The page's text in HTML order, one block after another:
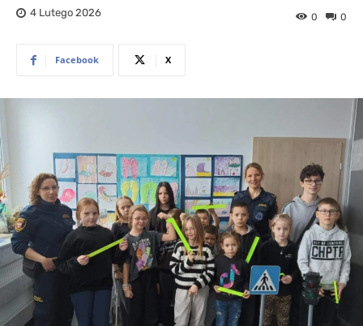
4 Lutego 2026 0
0
Facebook X